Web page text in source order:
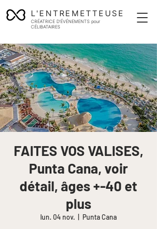
L'ENTREMETTEUSE
CRÉATRICE D'ÉVÉNEMENTS pour
CÉLIBATAIRES
FAITES VOS VALISES,
Punta Cana, voir
détail, âges +-40 et
plus
lun. 04 nov. Punta Cana